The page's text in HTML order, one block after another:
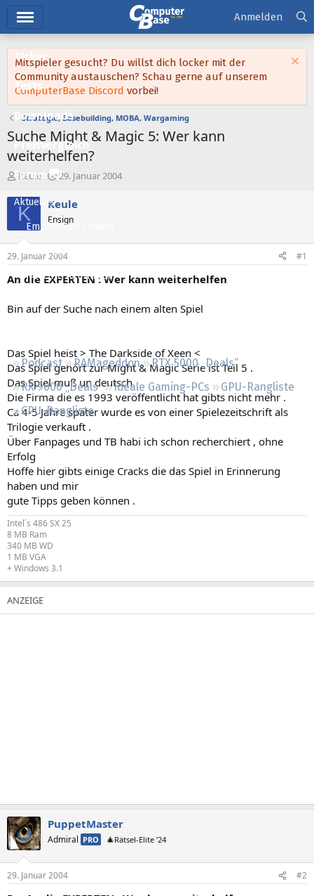
Ticker
Tests
Downloads
Preisvergleich
Forum
Aktuelles
Empfohlene Inhalte
Neue Beiträge
Neueste Aktivitäten
Podcast RAMageddon
RTX 5000 „Deals“
RX 9000 „Deals“
Ideale Gaming-PCs
GPU-Rangliste
CPU-Rangliste
Anmelden
Mitspieler gesucht? Du willst dich locker mit der
Community austauschen? Schau gerne auf unserem
ComputerBase Discord vorbei!
Strategie, Basebuilding, MOBA, Wargaming
Suche Might & Magic 5: Wer kann
weiterhelfen?
E
s
e
r
Keule
E
s
e
l
t
a
29. Januar 2004
K Keule
Ensign
29. Januar 2004 #1
An die EXPERTEN : Wer kann weiterhelfen
Bin auf der Suche nach einem alten Spiel
Das Spiel heist > The Darkside of Xeen <
Das Spiel gehört zur Might & Magic Serie ist Teil 5 .
Das Spiel muß un deutsch
Die Firma die es 1993 veröffentlicht hat gibts nicht mehr .
Ca 4-5 Jahre später wurde es von einer Spielezeitschrift als
Trilogie verkauft .
Über Fanpages und TB habi ich schon recherchiert , ohne
Erfolg
Hoffe hier gibts einige Cracks die das Spiel in Erinnerung
haben und mir
gute Tipps geben können .
Intel´s 486 SX 25
8 MB Ram
340 MB WD
1 MB VGA
+ Windows 3.1
PuppetMaster
Admiral PRO 🎄Rätsel-Elite ’24
29. Januar 2004 #2